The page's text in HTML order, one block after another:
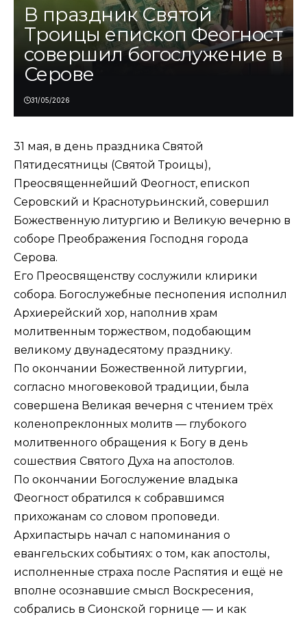
В праздник Святой
Троицы епископ Феогност
совершил богослужение в
Серове
31/05/2026
31 мая, в день праздника Святой
Пятидесятницы (Святой Троицы),
Преосвященнейший Феогност, епископ
Серовский и Краснотурьинский, совершил
Божественную литургию и Великую вечерню в
соборе Преображения Господня города
Серова.
Его Преосвященству сослужили клирики
собора. Богослужебные песнопения исполнил
Архиерейский хор, наполнив храм
молитвенным торжеством, подобающим
великому двунадесятому празднику.
По окончании Божественной литургии,
согласно многовековой традиции, была
совершена Великая вечерня с чтением трёх
коленопреклонных молитв — глубокого
молитвенного обращения к Богу в день
сошествия Святого Духа на апостолов.
По окончании Богослужение владыка
Феогност обратился к собравшимся
прихожанам со словом проповеди.
Архипастырь начал с напоминания о
евангельских событиях: о том, как апостолы,
исполненные страха после Распятия и ещё не
вполне осознавшие смысл Воскресения,
собрались в Сионской горнице — и как